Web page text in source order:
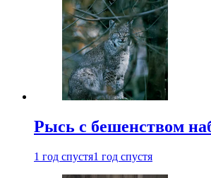
Рысь с бешенством
1 год спустя1 год спустя